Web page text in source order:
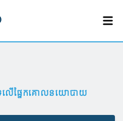
រលើផ្នែកគោលនយោបាយ